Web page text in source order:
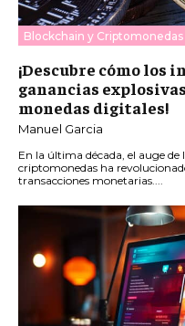
Blockchain y Criptomonedas
¡Descubre cómo
ganancias
monedas digitales!
Manuel Garcia
En la última década, el auge
criptomonedas ha
transacciones monetarias....